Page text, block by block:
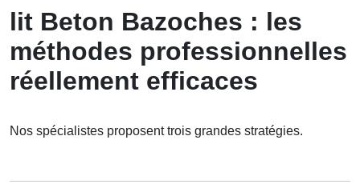
lit Beton Bazoches : les
méthodes professionnelles
réellement efficaces
Nos spécialistes proposent trois grandes stratégies.